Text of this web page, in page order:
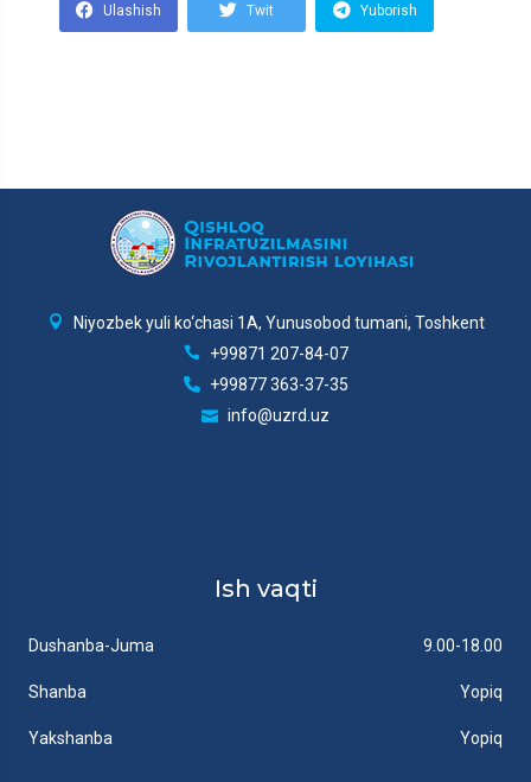
Ulashish Twit Yuborish
Niyozbek yuli ko‘chasi 1A, Yunusobod tumani, Toshkent
+99871 207-84-07
+99877 363-37-35
info@uzrd.uz
Ish vaqti
Dushanba-Juma 9.00-18.00
Shanba Yopiq
Yakshanba Yopiq